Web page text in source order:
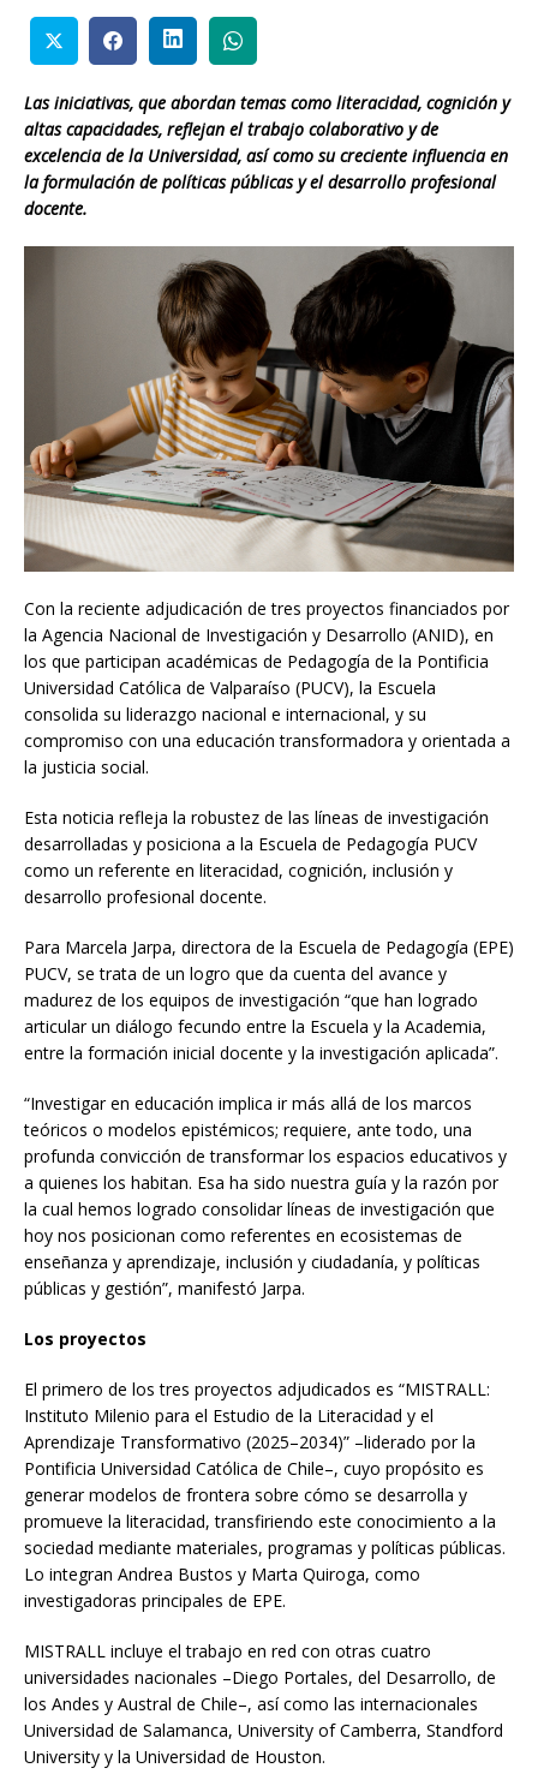
Las iniciativas, que abordan temas como literacidad, cognición y
altas capacidades, reflejan el trabajo colaborativo y de
excelencia de la Universidad, así como su creciente influencia en
la formulación de políticas públicas y el desarrollo profesional
docente.
Con la reciente adjudicación de tres proyectos financiados por
la Agencia Nacional de Investigación y Desarrollo (ANID), en
los que participan académicas de Pedagogía de la Pontificia
Universidad Católica de Valparaíso (PUCV), la Escuela
consolida su liderazgo nacional e internacional, y su
compromiso con una educación transformadora y orientada a
la justicia social.
Esta noticia refleja la robustez de las líneas de investigación
desarrolladas y posiciona a la Escuela de Pedagogía PUCV
como un referente en literacidad, cognición, inclusión y
desarrollo profesional docente.
Para Marcela Jarpa, directora de la Escuela de Pedagogía (EPE)
PUCV, se trata de un logro que da cuenta del avance y
madurez de los equipos de investigación “que han logrado
articular un diálogo fecundo entre la Escuela y la Academia,
entre la formación inicial docente y la investigación aplicada”.
“Investigar en educación implica ir más allá de los marcos
teóricos o modelos epistémicos; requiere, ante todo, una
profunda convicción de transformar los espacios educativos y
a quienes los habitan. Esa ha sido nuestra guía y la razón por
la cual hemos logrado consolidar líneas de investigación que
hoy nos posicionan como referentes en ecosistemas de
enseñanza y aprendizaje, inclusión y ciudadanía, y políticas
públicas y gestión”, manifestó Jarpa.
Los proyectos
El primero de los tres proyectos adjudicados es “MISTRALL:
Instituto Milenio para el Estudio de la Literacidad y el
Aprendizaje Transformativo (2025–2034)” –liderado por la
Pontificia Universidad Católica de Chile–, cuyo propósito es
generar modelos de frontera sobre cómo se desarrolla y
promueve la literacidad, transfiriendo este conocimiento a la
sociedad mediante materiales, programas y políticas públicas.
Lo integran Andrea Bustos y Marta Quiroga, como
investigadoras principales de EPE.
MISTRALL incluye el trabajo en red con otras cuatro
universidades nacionales –Diego Portales, del Desarrollo, de
los Andes y Austral de Chile–, así como las internacionales
Universidad de Salamanca, University of Camberra, Standford
University y la Universidad de Houston.